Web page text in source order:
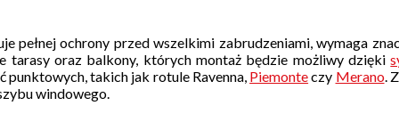
pełnej ochrony przed wszelkimi zabrudzeniami, wymaga
tarasy oraz balkony, których montaż będzie możliwy dzięki
punktowych, takich jak rotule Ravenna, Piemonteczy Merano.
windowego.